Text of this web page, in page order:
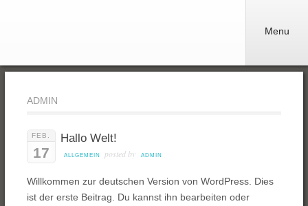
Menu
ADMIN
FEB.
17
Hallo Welt!
ALLGEMEIN posted by ADMIN
Willkommen zur deutschen Version von WordPress. Dies
ist der erste Beitrag. Du kannst ihn bearbeiten oder